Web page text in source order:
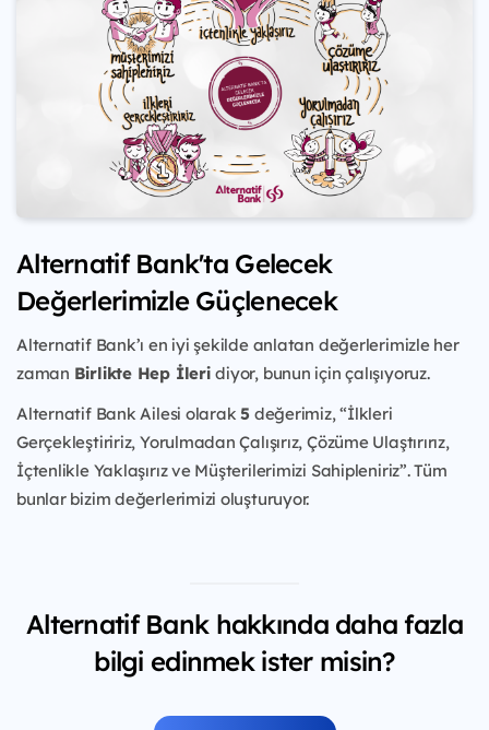
Alternatif Bank'ta Gelecek
Değerlerimizle Güçlenecek
Alternatif Bank’ı en iyi şekilde anlatan değerlerimizle her
zaman Birlikte Hep İleridiyor, bunun için çalışıyoruz.
Alternatif Bank Ailesi olarak5 değerimiz, “İlkleri
Gerçekleştiririz, Yorulmadan Çalışırız, Çözüme Ulaştırırız,
İçtenlikle Yaklaşırız ve Müşterilerimizi Sahipleniriz”. Tüm
bunlar bizim değerlerimizi oluşturuyor.
Alternatif Bank hakkında daha fazla
bilgi edinmek ister misin?